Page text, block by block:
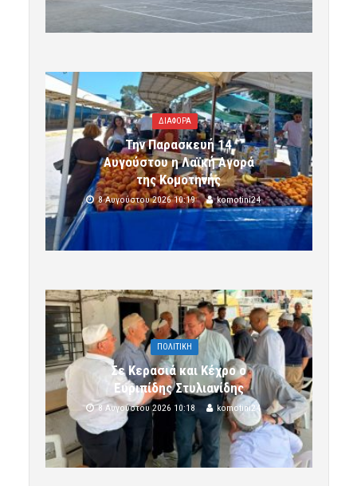
ΔΙΑΦΟΡΑ
Την Παρασκευή 14
Αυγούστου η Λαϊκή Αγορά
της Κομοτηνής
8 Αυγούστου 2026 10:19 komotini24
ΠΟΛΙΤΙΚΗ
Σε Κερασιά και Κέχρο ο
Ευριπίδης Στυλιανίδης
8 Αυγούστου 2026 10:18 komotini24